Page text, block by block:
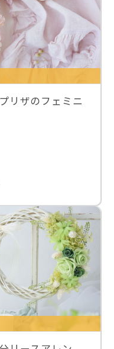
リザのフェミニ